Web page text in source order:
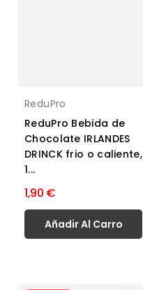
ReduPro
ReduPro Bebida de
Chocolate IRLANDES
DRINCK frio o caliente,
1...
1,90 €
Añadir Al Carro